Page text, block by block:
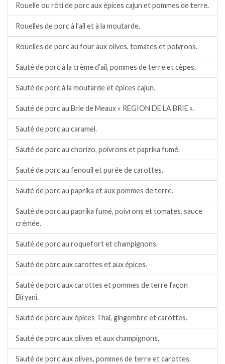
Rouelle ou rôti de porc aux épices cajun et pommes de terre.
Rouelles de porc à l’ail et à la moutarde.
Rouelles de porc au four aux olives, tomates et poivrons.
Sauté de porc à la crème d’ail, pommes de terre et cèpes.
Sauté de porc à la moutarde et épices cajun.
Sauté de porc au Brie de Meaux « REGION DE LA BRIE ».
Sauté de porc au caramel.
Sauté de porc au chorizo, poivrons et paprika fumé.
Sauté de porc au fenouil et purée de carottes.
Sauté de porc au paprika et aux pommes de terre.
Sauté de porc au paprika fumé, poivrons et tomates, sauce
crémée.
Sauté de porc au roquefort et champignons.
Sauté de porc aux carottes et aux épices.
Sauté de porc aux carottes et pommes de terre façon
Biryani.
Sauté de porc aux épices Thaï, gingembre et carottes.
Sauté de porc aux olives et aux champignons.
Sauté de porc aux olives, pommes de terre et carottes.